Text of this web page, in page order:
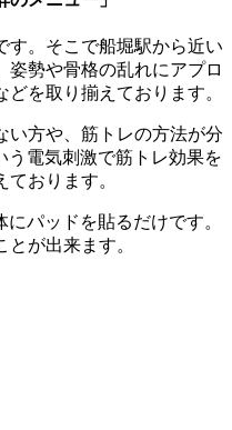
す。そこで船堀駅から近い
姿勢や骨格の乱れにアプロ
を取り揃えております。
い方や、筋トレの方法が分
う電気刺激で筋トレ効果を
おります。
パッドを貼るだけです。
が出来ます。